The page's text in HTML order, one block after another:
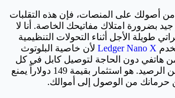
من أصولك على المنصات، فإن هذه التقلبات
جيد بضرورة امتلاك مفاتيحك الخاصة. أنا لا
طويلة الأجل أثناء التحولات التنظيمية
Ledger Nano X لأن خاصية البلوتوث
هاتفي دون الحاجة لتوصيل كابل في كل
مرة أريد فيها التحقق من الرصيد. هو استثمار بقيمة 149 دولاراً يمنع
حرمانك من الوصول إلى أموالك.